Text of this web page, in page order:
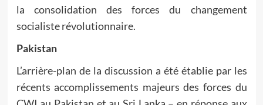
la consolidation des forces du changement
socialiste révolutionnaire.
Pakistan
L’arrière-plan de la discussion a été établie par les
récents accomplissements majeurs des forces du